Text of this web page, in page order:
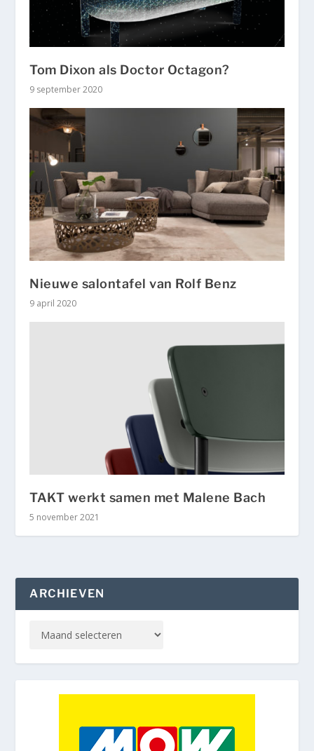
Tom Dixon als Doctor Octagon?
9 september 2020
Nieuwe salontafel van Rolf Benz
9 april 2020
TAKT werkt samen met Malene Bach
5 november 2021
ARCHIEVEN